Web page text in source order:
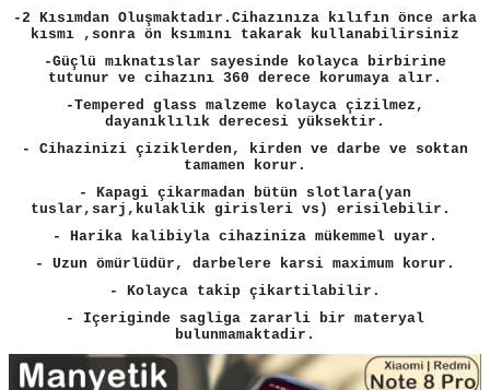
-2 Kısımdan Oluşmaktadır.Cihazınıza kılıfın önce arka
kısmı ,sonra ön ksımını takarak kullanabilirsiniz
-Güçlü mıknatıslar sayesinde kolayca birbirine
tutunur ve cihazını 360 derece korumaya alır.
-Tempered glass malzeme kolayca çizilmez,
dayanıklılık derecesi yüksektir.
- Cihazinizi çiziklerden, kirden ve darbe ve soktan
tamamen korur.
- Kapagi çikarmadan bütün slotlara(yan
tuslar,sarj,kulaklik girisleri vs) erisilebilir.
- Harika kalibiyla cihaziniza mükemmel uyar.
- Uzun ömürlüdür, darbelere karsi maximum korur.
- Kolayca takip çikartilabilir.
- Içeriginde sagliga zararli bir materyal
bulunmamaktadir.